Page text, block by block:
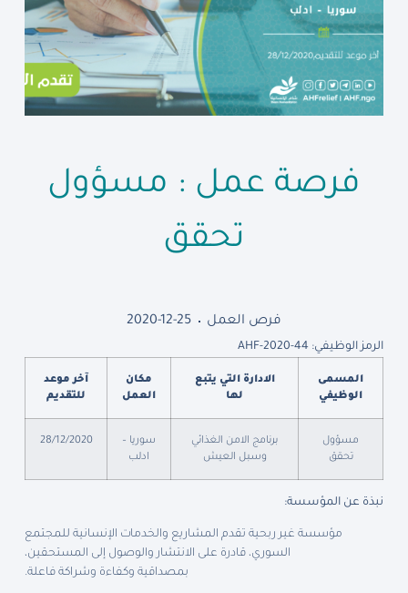
فرصة عمل : مسؤول
تحقق
فرص العمل 2020-12-25
الرمز الوظيفي: AHF-2020-44
المسمى
الوظيفي
الادارة التي يتبع
لها
مكان
العمل
آخر موعد
للتقديم
مسؤول
تحقق
برنامج الامن الغذائي
وسبل العيش
سوريا –
ادلب
28/12/2020
نبذة عن المؤسسة:
مؤسسة غير ربحية تقدم المشاريع والخدمات الإنسانية للمجتمع
السوري، قادرة على الانتشار والوصول إلى المستحقين،
بمصداقية وكفاءة وشراكة فاعلة.